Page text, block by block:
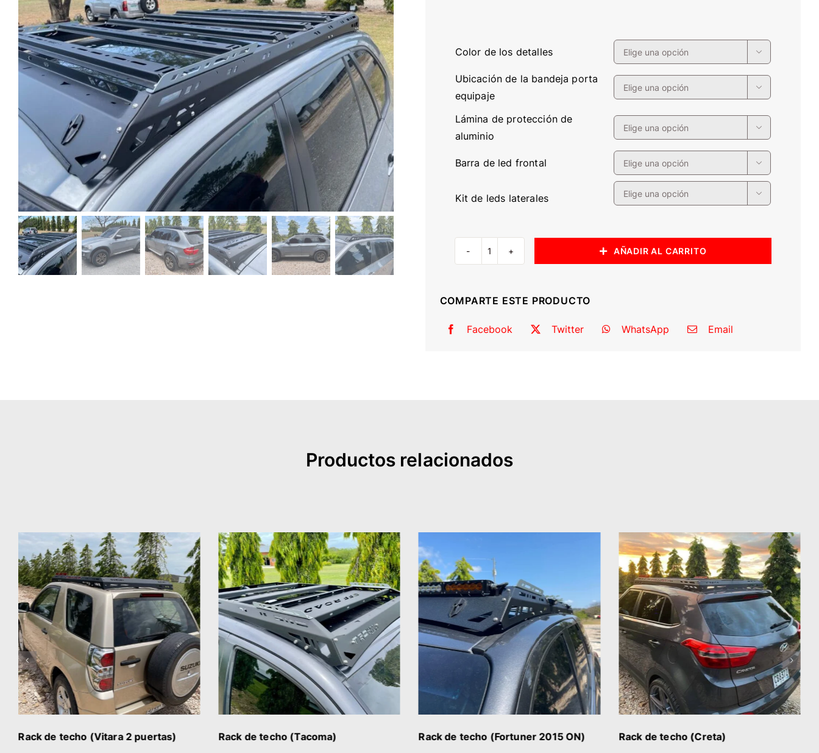
Color de los detalles 
Ubicación de la bandeja porta
equipaje

Lámina de protección de
aluminio

Barra de led frontal 
Kit de leds laterales 
Rack
(BMW
cantidad
AÑADIR AL CARRITO
COMPARTE ESTE PRODUCTO
Facebook Twitter WhatsApp Email
Productos relacionados
Rack de techo (Vitara 2 puertas)
DETALLES
Rack de techo (Tacoma)
DETALLES
Rack de techo (Fortuner 2015 ON)
DETALLES
Rack de techo (Creta)
DETALLES